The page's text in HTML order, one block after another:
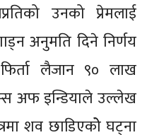
उनको प्रेमलाई
अनुमति दिने निर्णय
लैजान ९० लाख
अफ इन्डियाले उल्लेख
शव छाडिएकोे घट्ना